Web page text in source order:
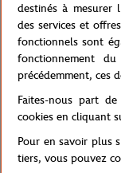
Livraison et
destinés à mesurer
des services et
fonctionnels sont
fonctionnement
précédemment, ces
Faites-nous part
cookies en cliquant
Pour en savoir plus
tiers, vous pouvez